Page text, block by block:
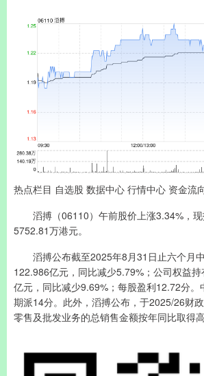
热点栏目 自选股 数据中心 行情中心 资金流
滔搏（06110）午前股价上涨3.34%，现
5752.81万港元。
滔搏公布截至2025年8月31日止六个月
122.986亿元，同比减少5.79%；公司权益
亿元，同比减少9.69%；每股盈利12.72分。
期派14分。此外，滔搏公布，于2025/26财
零售及批发业务的总销售金额按年同比取得